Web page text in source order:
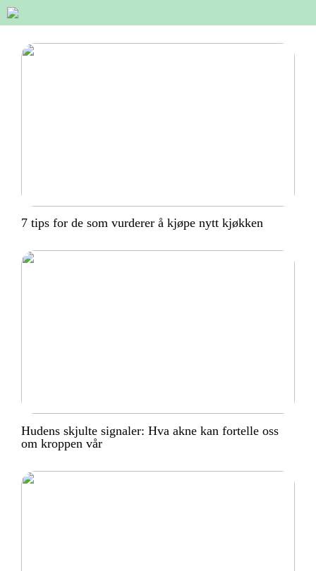
7 tips for de som vurderer å kjøpe nytt kjøkken
Hudens skjulte signaler: Hva akne kan fortelle oss
om kroppen vår